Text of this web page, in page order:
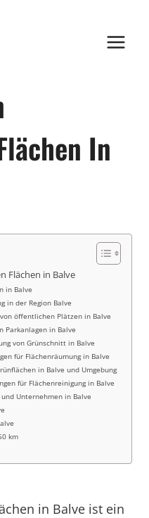
In
Flächen in Balve
in Balve
in der Region Balve
öffentlichen Plätzen in Balve
Parkanlagen in Balve
von Grünschnitt in Balve
für Flächenräumung in Balve
in Balve und Umgebung
für Flächenreinigung in Balve
Unternehmen in Balve
km
in Balve ist ein